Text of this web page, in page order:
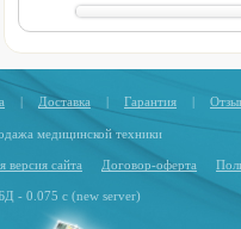
Датчики пульса
Цвет: белый, оранжевый
| Доставка | Гарантия |
медицинской техники
версия сайта Договор-оферта
- 0.075 с (new server)